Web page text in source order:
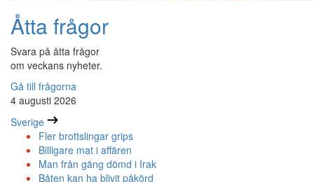
Åtta frågor
Svara på åtta frågor
om veckans nyheter.
Gå till frågorna
4 augusti 2026
Sverige
Fler brottslingar grips
Billigare mat i affären
Man från gäng dömd i Irak
Båten kan ha blivit påkörd